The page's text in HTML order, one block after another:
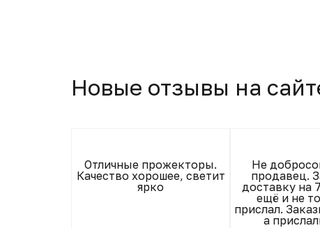
Новые отзывы на
Отличные прожекторы.
Качество хорошее, светит
ярко
Не
продавец.
доставку на
ещё и не
прислал.
а